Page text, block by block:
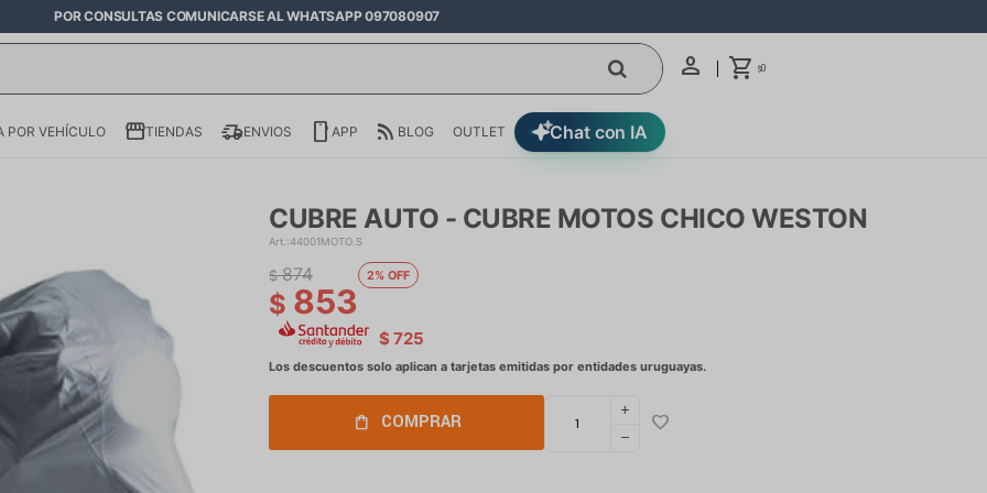
POR CONSULTAS COMUNICARSE AL WHATSAPP 097080907
$0
Chat con IA
POR VEHÍCULO TIENDAS ENVIOS APP BLOG OUTLET
CUBRE AUTO - CUBRE MOTOS CHICO WESTON
44001MOTO.S
$ 853
$ 874 2
$ 725
COMPRAR
add
remove